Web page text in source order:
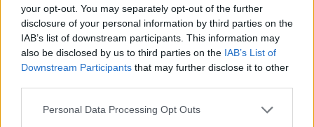
your opt-out. You may separately opt-out of the further
disclosure of your personal information by third parties on the
IAB’s list of downstream participants. This information may
also be disclosed by us to third parties on the IAB’s List of
Downstream Participants that may further disclose it to other
Please note that this website/app uses one or more Google
Personal Data Processing Opt Outs
654. Jártamban, keltemben (3)